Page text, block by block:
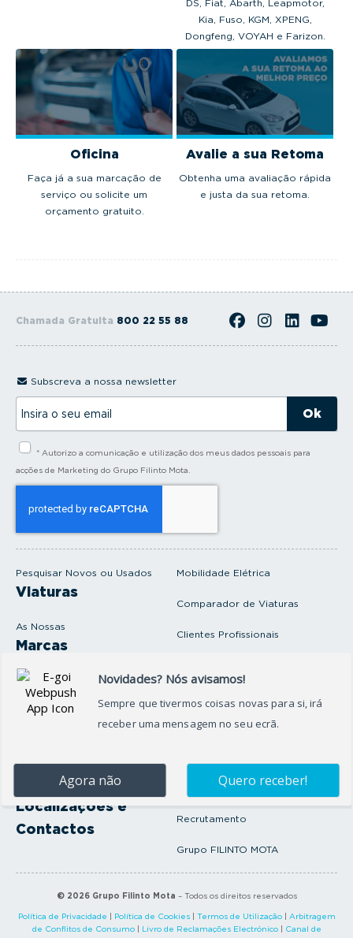
DS, Fiat, Abarth, Leapmotor,
Kia, Fuso, KGM, XPENG,
Dongfeng, VOYAH e Farizon.
Oficina
Faça já a sua marcação de
serviço ou solicite um
orçamento gratuito.
Avalie a sua Retoma
Obtenha uma avaliação rápida
e justa da sua retoma.
Chamada Gratuita 800 22 55 88
Pesquisar Novos ou Usados
Viaturas
As Nossas
Marcas
Produtos e serviços
Oficina
Onde Estamos
Localizações e
Contactos
Mobilidade Elétrica
Comparador de Viaturas
Clientes Profissionais
Seguros Protector
Artigos e Notícias
Recrutamento
Grupo FILINTO MOTA
Subscreva a nossa newsletter
s
l
* Autorizo a comunicação e utilização dos meus dados pessoais para
acções de Marketing do Grupo Filinto Mota.
© 2026Grupo Filinto Mota – Todos os direitos reservados
Política de Privacidade | Política de Cookies| Termos de Utilização| Arbitragem
de Conflitos de Consumo| Livro de Reclamações Electrónico| Canal de